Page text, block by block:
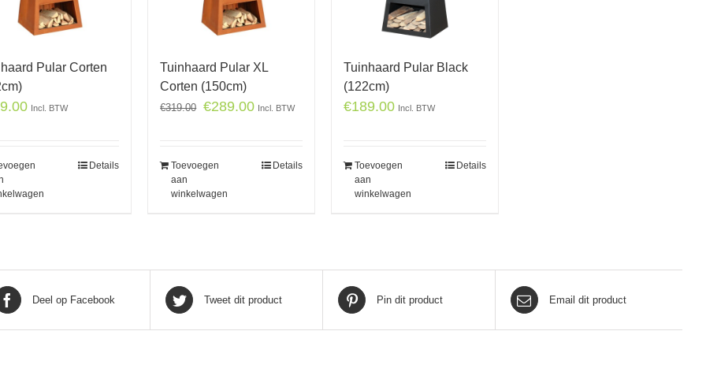
Pular Corten
Incl. BTW
Details
Tuinhaard Pular XL
Corten (150cm)
€319.00 €289.00 Incl. BTW
Toevoegen
aan
winkelwagen
Details
Tuinhaard Pular Black
(122cm)
€189.00 Incl. BTW
Toevoegen
aan
winkelwagen
Details
Deel op Facebook Tweet dit product Pin dit product Email dit product